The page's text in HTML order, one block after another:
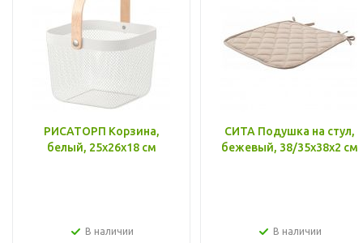
РИСАТОРП Корзина,
белый, 25x26x18 см
В наличии
СИТА Подушка на стул,
бежевый, 38/35x38x2 см
В наличии